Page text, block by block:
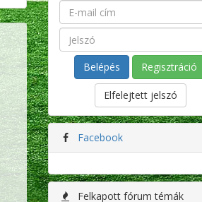
Regisztráció
Elfelejtett jelszó
Facebook
Felkapott fórum témák